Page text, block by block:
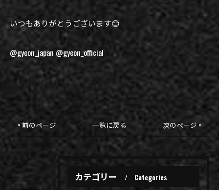
いつもありがとうございます😊
@gyeon_japan @gyeon_official
< 前のページ 一覧に戻る 次のページ >
カテゴリー Categories